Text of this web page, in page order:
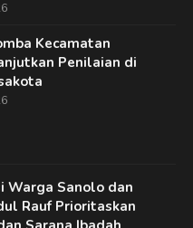
Kecamatan
Penilaian di
Warga Sanolo dan
Rauf Prioritaskan